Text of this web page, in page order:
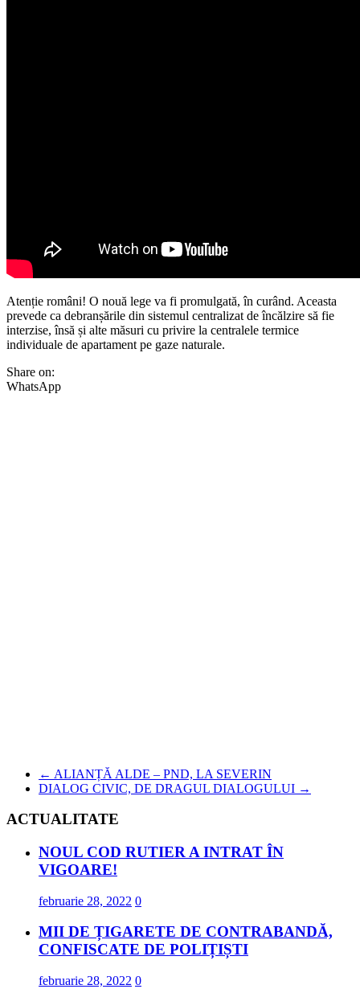
Atenție români! O nouă lege va fi promulgată, în curând. Aceasta
prevede ca debranșările din sistemul centralizat de încălzire să fie
interzise, însă și alte măsuri cu privire la centralele termice
individuale de apartament pe gaze naturale.
Share on:
WhatsApp
← ALIANȚĂ ALDE – PND, LA SEVERIN
DIALOG CIVIC, DE DRAGUL DIALOGULUI →
ACTUALITATE
NOUL COD RUTIER A INTRAT ÎN
VIGOARE!
februarie 28, 2022 0
MII DE ȚIGARETE DE CONTRABANDĂ,
CONFISCATE DE POLIȚIȘTI
februarie 28, 2022 0